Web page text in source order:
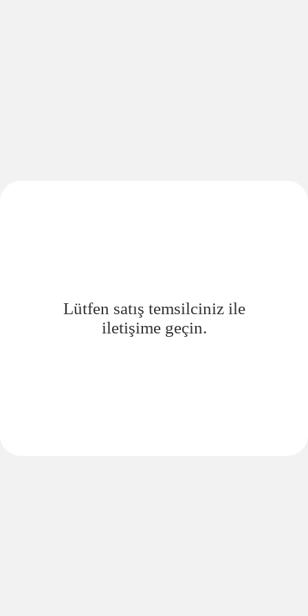
Lütfen satış temsilciniz ile
iletişime geçin.